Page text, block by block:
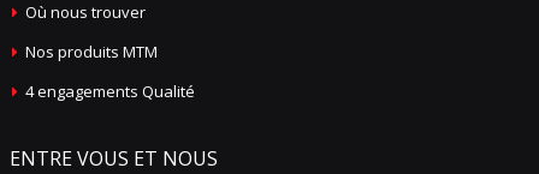
Où nous trouver
Nos produits MTM
4 engagements Qualité
ENTRE VOUS ET NOUS